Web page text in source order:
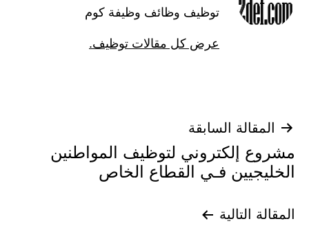
توظيف وظائف وظيفة كوم
عرض كل مقالات توظيف.
تصفّح
المقالات
المقالة السابقة
مشروع إلكتروني لتوظيف المواطنين
الخليجيين فـي القطاع الخاص
المقالة التالية